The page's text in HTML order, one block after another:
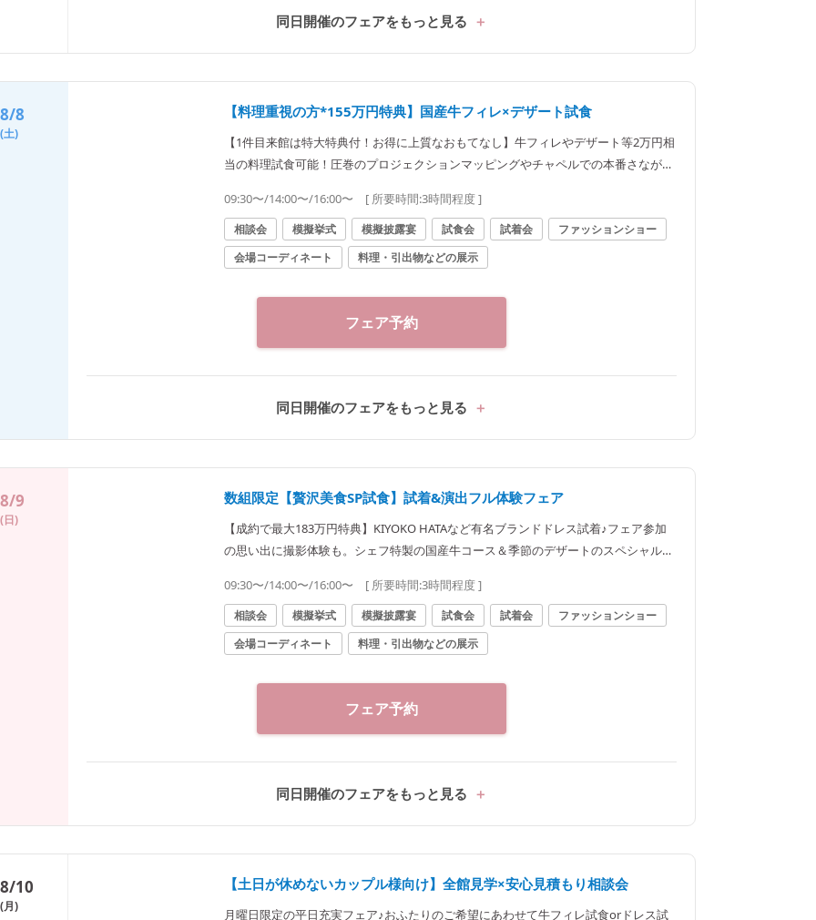
同日開催のフェアをもっと見る
8/8
(土)
【料理重視の方*155万円特典】国産牛フィレ×デザート試食
【1件目来館は特大特典付！お得に上質なおもてなし】牛フィレやデザート等2万円相
当の料理試食可能！圧巻のプロジェクションマッピングやチャペルでの本番さながら
09:30〜/14:00〜/16:00〜 [ 所要時間:3時間程度]
相談会 模擬挙式 模擬披露宴 試食会 試着会
ファッションショー
会場コーディネート
料理・引出物などの展示
フェア予約
同日開催のフェアをもっと見る
8/9
(日)
数組限定【贅沢美食SP試食】試着&演出フル体験フェア
【成約で最大183万円特典】KIYOKO HATAなど有名ブランドドレス試着♪フェア参加
の思い出に撮影体験も。シェフ特製の国産牛コース＆季節のデザートのスペシャルコ
09:30〜/14:00〜/16:00〜 [ 所要時間:3時間程度]
相談会 模擬挙式 模擬披露宴 試食会 試着会
ファッションショー
会場コーディネート
料理・引出物などの展示
フェア予約
同日開催のフェアをもっと見る
8/10
(月)
【土日が休めないカップル様向け】全館見学×安心見積もり相談会
月曜日限定の平日充実フェア♪おふたりのご希望にあわせて牛フィレ試食orドレス試